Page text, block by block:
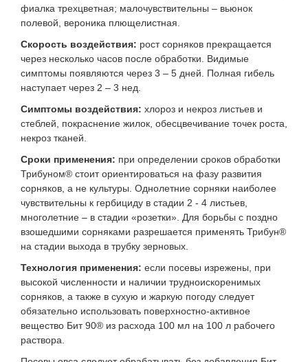
фиалка трехцветная; малочувствительны – вьюнок
полевой, вероника плющелистная.
Скорость воздействия: рост сорняков прекращается
через несколько часов после обработки. Видимые
симптомы появляются через 3 – 5 дней. Полная гибель
наступает через 2 – 3 нед.
Симптомы воздействия: хлороз и некроз листьев и
стеблей, покраснение жилок, обесцвечивание точек роста,
некроз тканей.
Сроки применения: при определении сроков обработки
Трибуном® стоит ориентироваться на фазу развития
сорняков, а не культуры. Однолетние сорняки наиболее
чувствительны к гербициду в стадии 2 - 4 листьев,
многолетние – в стадии «розетки». Для борьбы с поздно
взошедшими сорняками разрешается применять Трибун®
на стадии выхода в трубку зерновых.
Технология применения: если посевы изрежены, при
высокой численности и наличии трудноискоренимых
сорняков, а также в сухую и жаркую погоду следует
обязательно использовать поверхностно-активное
вещество Бит 90® из расхода 100 мл на 100 л рабочего
раствора.